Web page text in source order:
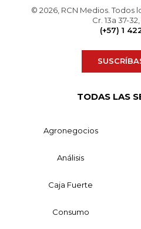
© 2026, RCN Medios. Todos
Cr. 13a 37-
(+57) 1
TODAS LAS
Agronegocios
Análisis
Caja Fuerte
Consumo